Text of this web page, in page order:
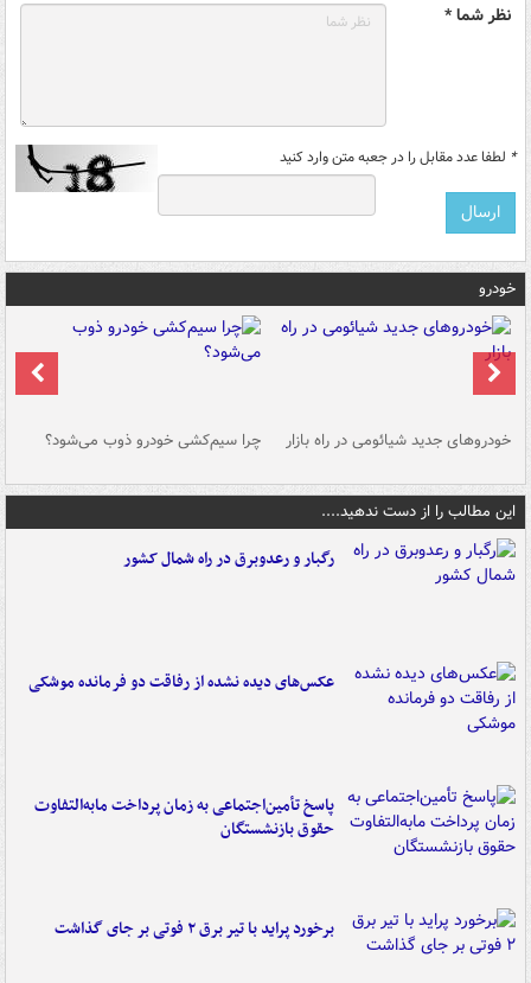
نظر شما *
* لطفا عدد مقابل را در جعبه متن وارد کنید
خودرو
خودروهای جدید شیائومی در راه بازار چرا سیم‌کشی خودرو ذوب می‌شود؟
این مطالب را از دست ندهید....
رگبار و رعدوبرق در راه شمال کشور
عکس‌های دیده نشده از رفاقت دو فرمانده‌ موشکی
پاسخ تأمین‌اجتماعی به زمان پرداخت مابه‌التفاوت
حقوق بازنشستگان
برخورد پراید با تیر برق ۲ فوتی بر جای گذاشت